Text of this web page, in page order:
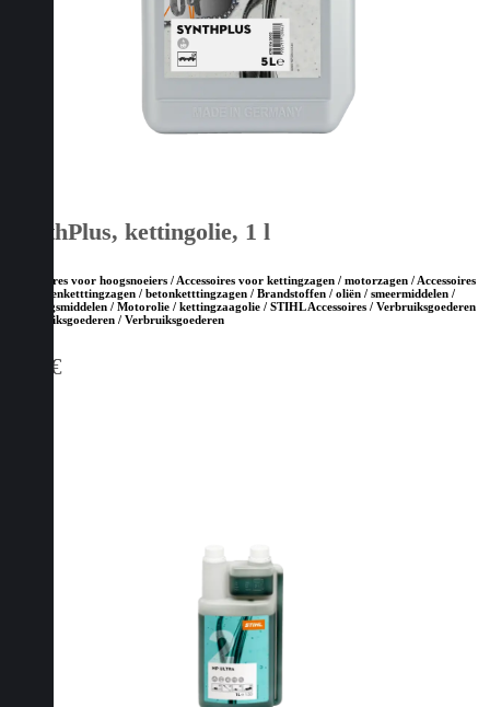
SynthPlus, kettingolie, 1 l
Accessoires voor hoogsnoeiers / Accessoires voor kettingzagen / motorzagen / Accessoires
voor steenketttingzagen / betonketttingzagen / Brandstoffen / oliën / smeermiddelen /
reinigingsmiddelen / Motorolie / kettingzaagolie / STIHL Accessoires / Verbruiksgoederen
/ Verbruiksgoederen / Verbruiksgoederen
€